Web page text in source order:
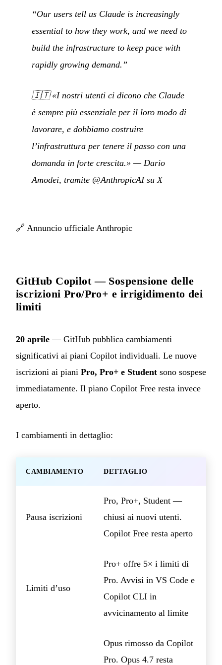
“Our users tell us Claude is increasingly
essential to how they work, and we need to
build the infrastructure to keep pace with
rapidly growing demand.”
🇮🇹«I nostri utenti ci dicono che Claude
è sempre più essenziale per il loro modo di
lavorare, e dobbiamo costruire
l’infrastruttura per tenere il passo con una
domanda in forte crescita.» — Dario
Amodei, tramite @AnthropicAI su X
🔗 Annuncio ufficiale Anthropic
GitHub Copilot — Sospensione delle
iscrizioni Pro/Pro+ e irrigidimento dei
limiti
20 aprile — GitHub pubblica cambiamenti
significativi ai piani Copilot individuali. Le nuove
iscrizioni ai piani Pro, Pro+ e Student sono sospese
immediatamente. Il piano Copilot Free resta invece
aperto.
I cambiamenti in dettaglio:
CAMBIAMENTO DETTAGLIO
Pausa iscrizioni
Pro, Pro+, Student —
chiusi ai nuovi utenti.
Copilot Free resta aperto
Limiti d’uso
Pro+ offre 5× i limiti di
Pro. Avvisi in VS Code e
Copilot CLI in
avvicinamento al limite
Opus rimosso da Copilot
Pro. Opus 4.7 resta